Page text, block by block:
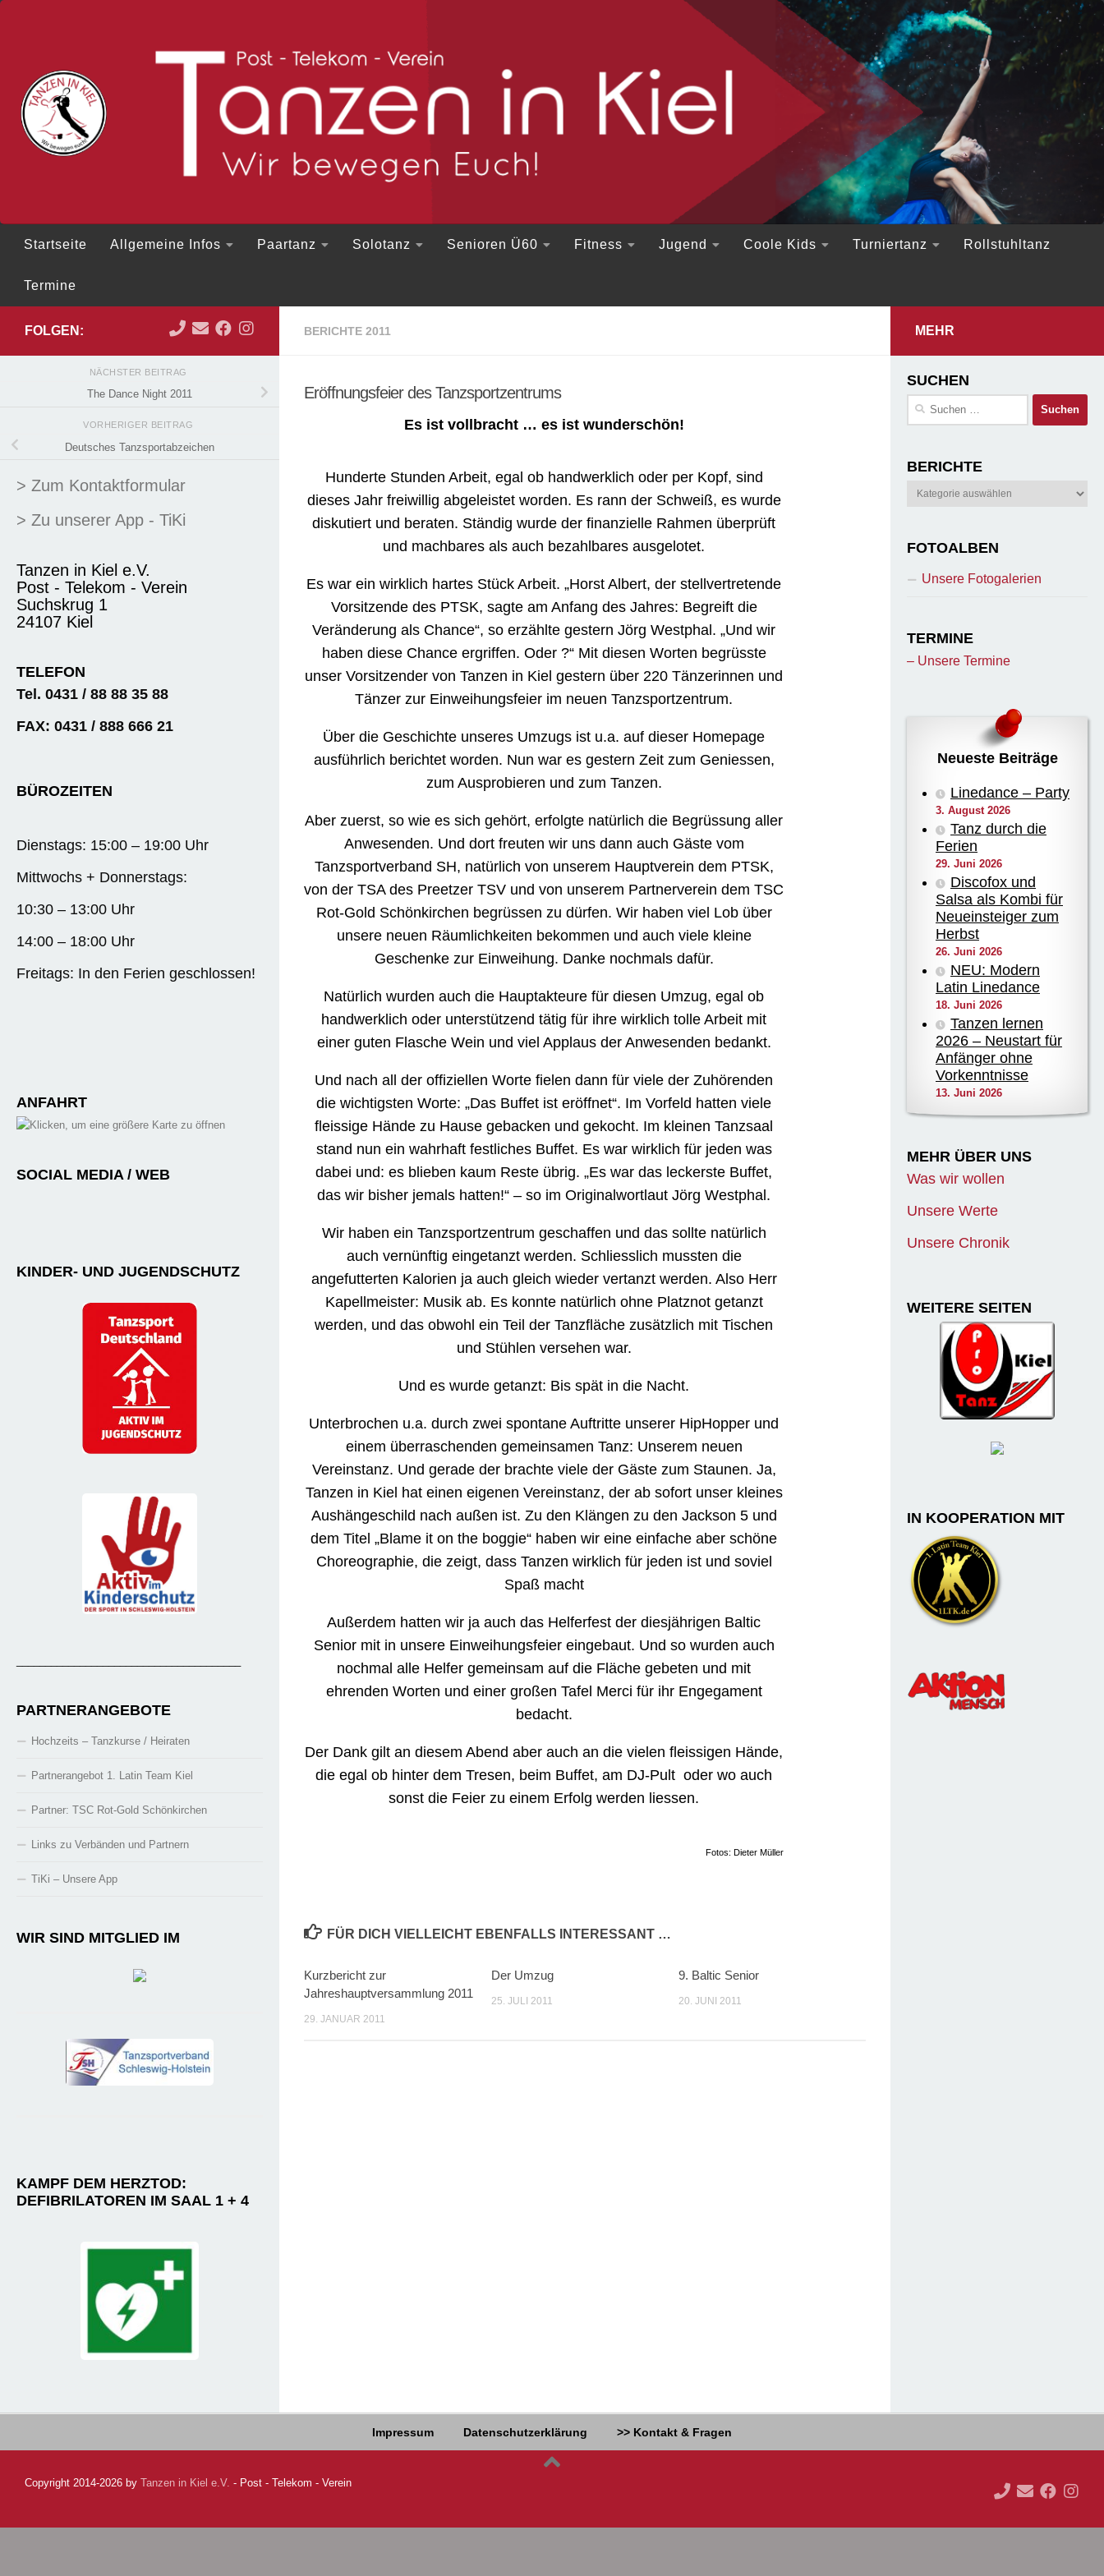
Startseite Allgemeine Infos Paartanz Solotanz Senioren Ü60 Fitness Jugend Coole Kids Turniertanz Rollstuhltanz
Termine
BERICHTE 2011
Eröffnungsfeier des Tanzsportzentrums
Es ist vollbracht … es ist wunderschön!
Hunderte Stunden Arbeit, egal ob handwerklich oder per Kopf, sind
dieses Jahr freiwillig abgeleistet worden. Es rann der Schweiß, es wurde
diskutiert und beraten. Ständig wurde der finanzielle Rahmen überprüft
und machbares als auch bezahlbares ausgelotet.
Es war ein wirklich hartes Stück Arbeit. „Horst Albert, der stellvertretende
Vorsitzende des PTSK, sagte am Anfang des Jahres: Begreift die
Veränderung als Chance“, so erzählte gestern Jörg Westphal. „Und wir
haben diese Chance ergriffen. Oder ?“ Mit diesen Worten begrüsste
unser Vorsitzender von Tanzen in Kiel gestern über 220 Tänzerinnen und
Tänzer zur Einweihungsfeier im neuen Tanzsportzentrum.
Über die Geschichte unseres Umzugs ist u.a. auf dieser Homepage
ausführlich berichtet worden. Nun war es gestern Zeit zum Geniessen,
zum Ausprobieren und zum Tanzen.
Aber zuerst, so wie es sich gehört, erfolgte natürlich die Begrüssung aller
Anwesenden. Und dort freuten wir uns dann auch Gäste vom
Tanzsportverband SH, natürlich von unserem Hauptverein dem PTSK,
von der TSA des Preetzer TSV und von unserem Partnerverein dem TSC
Rot-Gold Schönkirchen begrüssen zu dürfen. Wir haben viel Lob über
unsere neuen Räumlichkeiten bekommen und auch viele kleine
Geschenke zur Einweihung. Danke nochmals dafür.
Natürlich wurden auch die Hauptakteure für diesen Umzug, egal ob
handwerklich oder unterstützend tätig für ihre wirklich tolle Arbeit mit
einer guten Flasche Wein und viel Applaus der Anwesenden bedankt.
Und nach all der offiziellen Worte fielen dann für viele der Zuhörenden
die wichtigsten Worte: „Das Buffet ist eröffnet“. Im Vorfeld hatten viele
fleissige Hände zu Hause gebacken und gekocht. Im kleinen Tanzsaal
stand nun ein wahrhaft festliches Buffet. Es war wirklich für jeden was
dabei und: es blieben kaum Reste übrig. „Es war das leckerste Buffet,
das wir bisher jemals hatten!“ – so im Originalwortlaut Jörg Westphal.
Wir haben ein Tanzsportzentrum geschaffen und das sollte natürlich
auch vernünftig eingetanzt werden. Schliesslich mussten die
angefutterten Kalorien ja auch gleich wieder vertanzt werden. Also Herr
Kapellmeister: Musik ab. Es konnte natürlich ohne Platznot getanzt
werden, und das obwohl ein Teil der Tanzfläche zusätzlich mit Tischen
und Stühlen versehen war.
Und es wurde getanzt: Bis spät in die Nacht.
Unterbrochen u.a. durch zwei spontane Auftritte unserer HipHopper und
einem überraschenden gemeinsamen Tanz: Unserem neuen
Vereinstanz. Und gerade der brachte viele der Gäste zum Staunen. Ja,
Tanzen in Kiel hat einen eigenen Vereinstanz, der ab sofort unser kleines
Aushängeschild nach außen ist. Zu den Klängen zu den Jackson 5 und
dem Titel „Blame it on the boggie“ haben wir eine einfache aber schöne
Choreographie, die zeigt, dass Tanzen wirklich für jeden ist und soviel
Spaß macht
Außerdem hatten wir ja auch das Helferfest der diesjährigen Baltic
Senior mit in unsere Einweihungsfeier eingebaut. Und so wurden auch
nochmal alle Helfer gemeinsam auf die Fläche gebeten und mit
ehrenden Worten und einer großen Tafel Merci für ihr Engegament
bedacht.
Der Dank gilt an diesem Abend aber auch an die vielen fleissigen Hände,
die egal ob hinter dem Tresen, beim Buffet, am DJ-Pult oder wo auch
sonst die Feier zu einem Erfolg werden liessen.
Fotos: Dieter Müller
FÜR DICH VIELLEICHT EBENFALLS INTERESSANT …
Kurzbericht zur
Jahreshauptversammlung 2011
29. JANUAR 2011
Der Umzug
25. JULI 2011
9. Baltic Senior
20. JUNI 2011
FOLGEN:
NÄCHSTER BEITRAG
The Dance Night 2011
VORHERIGER BEITRAG
Deutsches Tanzsportabzeichen
> Zum Kontaktformular
> Zu unserer App - TiKi
Tanzen in Kiel e.V.
Post - Telekom - Verein
Suchskrug 1
24107 Kiel
TELEFON
Tel. 0431 / 88 88 35 88
FAX: 0431 / 888 666 21
BÜROZEITEN
Dienstags: 15:00 – 19:00 Uhr
Mittwochs + Donnerstags:
10:30 – 13:00 Uhr
14:00 – 18:00 Uhr
Freitags: In den Ferien geschlossen!
ANFAHRT
SOCIAL MEDIA / WEB
KINDER- UND JUGENDSCHUTZ
PARTNERANGEBOTE
Hochzeits – Tanzkurse / Heiraten
Partnerangebot 1. Latin Team Kiel
Partner: TSC Rot-Gold Schönkirchen
Links zu Verbänden und Partnern
TiKi – Unsere App
WIR SIND MITGLIED IM
KAMPF DEM HERZTOD:
DEFIBRILATOREN IM SAAL 1 + 4
MEHR
SUCHEN
Suchen
BERICHTE
Berichte
FOTOALBEN
Unsere Fotogalerien
TERMINE
– Unsere Termine
Neueste Beiträge
Linedance – Party
3. August 2026
Tanz durch die
Ferien
29. Juni 2026
Discofox und
Salsa als Kombi für
Neueinsteiger zum
Herbst
26. Juni 2026
NEU: Modern
Latin Linedance
18. Juni 2026
Tanzen lernen
2026 – Neustart für
Anfänger ohne
Vorkenntnisse
13. Juni 2026
MEHR ÜBER UNS
Was wir wollen
Unsere Werte
Unsere Chronik
WEITERE SEITEN
IN KOOPERATION MIT
Impressum Datenschutzerklärung >> Kontakt & Fragen
Copyright 2014-2026 by Tanzen in Kiel e.V. - Post - Telekom - Verein